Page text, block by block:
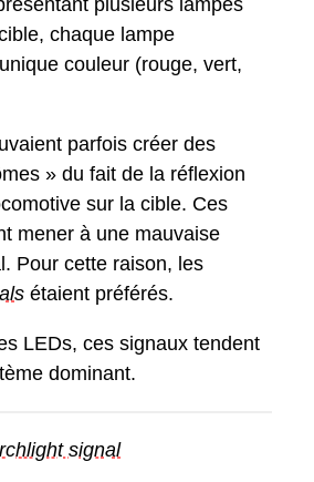
plusieurs lampes
chaque lampe
couleur (rouge, vert,
parfois créer des
» du fait de la réflexion
sur la cible. Ces
mener à une mauvaise
Pour cette raison, les
s étaient préférés.
LEDs, ces signaux tendent
dominant.
signal